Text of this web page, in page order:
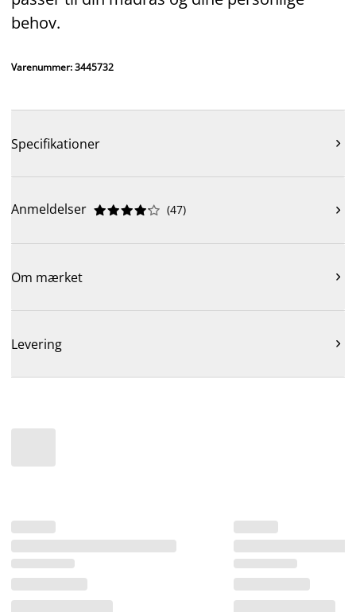
behov.
Varenummer: 3445732
Specifikationer 
Anmeldelser 




 (47) 
Om mærket 
Levering 